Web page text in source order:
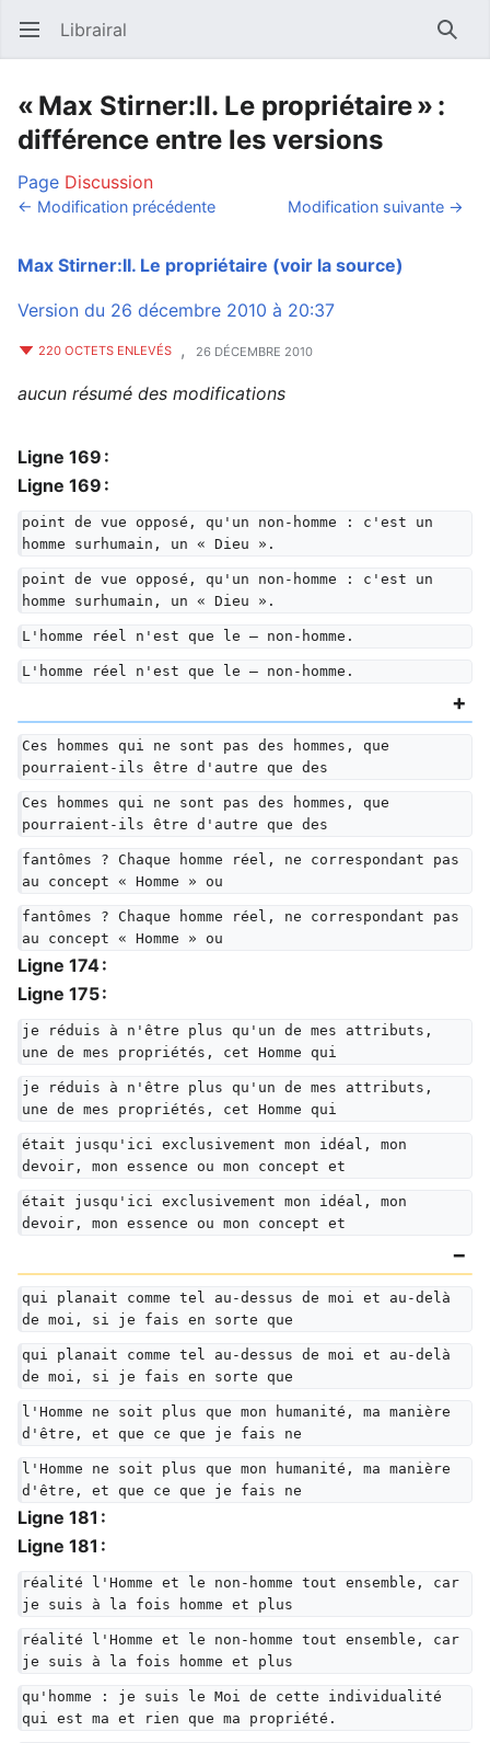
Ouvrir le menu principal Librairal
« Max Stirner:II. Le propriétaire » :
différence entre les versions
Page Discussion
← Modification précédente Modification suivante →
Max Stirner:II. Le propriétaire (voir la source)
Version du 26 décembre 2010 à 20:37
220 OCTETS ENLEVÉS , 26 DÉCEMBRE 2010
aucun résumé des modifications
Ligne 169 :
Ligne 169 :
point de vue opposé, qu'un non-homme : c'est un
homme surhumain, un « Dieu ».
point de vue opposé, qu'un non-homme : c'est un
homme surhumain, un « Dieu ».
L'homme réel n'est que le — non-homme.
L'homme réel n'est que le — non-homme.
Ces hommes qui ne sont pas des hommes, que
pourraient-ils être d'autre que des
Ces hommes qui ne sont pas des hommes, que
pourraient-ils être d'autre que des
fantômes ? Chaque homme réel, ne correspondant pas
au concept « Homme » ou
fantômes ? Chaque homme réel, ne correspondant pas
au concept « Homme » ou
Ligne 174 :
Ligne 175 :
je réduis à n'être plus qu'un de mes attributs,
une de mes propriétés, cet Homme qui
je réduis à n'être plus qu'un de mes attributs,
une de mes propriétés, cet Homme qui
était jusqu'ici exclusivement mon idéal, mon
devoir, mon essence ou mon concept et
était jusqu'ici exclusivement mon idéal, mon
devoir, mon essence ou mon concept et
qui planait comme tel au-dessus de moi et au-delà
de moi, si je fais en sorte que
qui planait comme tel au-dessus de moi et au-delà
de moi, si je fais en sorte que
l'Homme ne soit plus que mon humanité, ma manière
d'être, et que ce que je fais ne
l'Homme ne soit plus que mon humanité, ma manière
d'être, et que ce que je fais ne
Ligne 181 :
Ligne 181 :
réalité l'Homme et le non-homme tout ensemble, car
je suis à la fois homme et plus
réalité l'Homme et le non-homme tout ensemble, car
je suis à la fois homme et plus
qu'homme : je suis le Moi de cette individualité
qui est ma et rien que ma propriété.